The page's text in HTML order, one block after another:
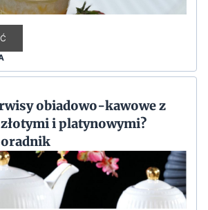
obiadowo-kawowe z
i platynowymi?